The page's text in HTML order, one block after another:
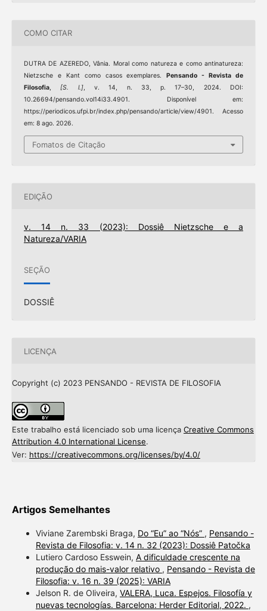
COMO CITAR
DUTRA DE AZEREDO, Vânia. Moral como natureza e como antinatureza:
Nietzsche e Kant como casos exemplares.Pensando - Revista de
Filosofia,[S. l.], v. 14, n. 33, p. 17–30, 2024. DOI:
10.26694/pensando.vol14i33.4901. Disponível em:
https://periodicos.ufpi.br/index.php/pensando/article/view/4901. Acesso
em: 8 ago. 2026.
Fomatos de Citação
EDIÇÃO
v. 14 n. 33 (2023): Dossiê Nietzsche e a
Natureza/VARIA
SEÇÃO
DOSSIÊ
LICENÇA
Copyright (c) 2023 PENSANDO - REVISTA DE FILOSOFIA
Este trabalho está licenciado sob uma licença Creative Commons
Attribution 4.0 International License.
Ver: https://creativecommons.org/licenses/by/4.0/
Artigos Semelhantes
Viviane Zarembski Braga, Do “Eu” ao “Nós” , Pensando -
Revista de Filosofia: v. 14 n. 32 (2023): Dossiê Patočka
Lutiero Cardoso Esswein, A dificuldade crescente na
produção do mais-valor relativo , Pensando - Revista de
Filosofia: v. 16 n. 39 (2025): VARIA
Jelson R. de Oliveira, VALERA, Luca. Espejos. Filosofía y
nuevas tecnologías. Barcelona: Herder Editorial, 2022. ,